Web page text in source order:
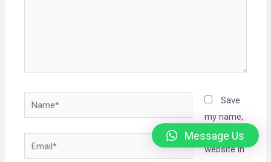
Save
my name,
email, and
website in
Message Us